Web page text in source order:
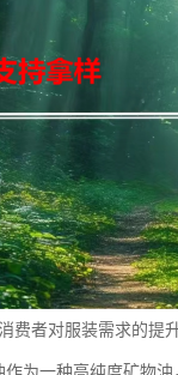
费者对服装需求的提